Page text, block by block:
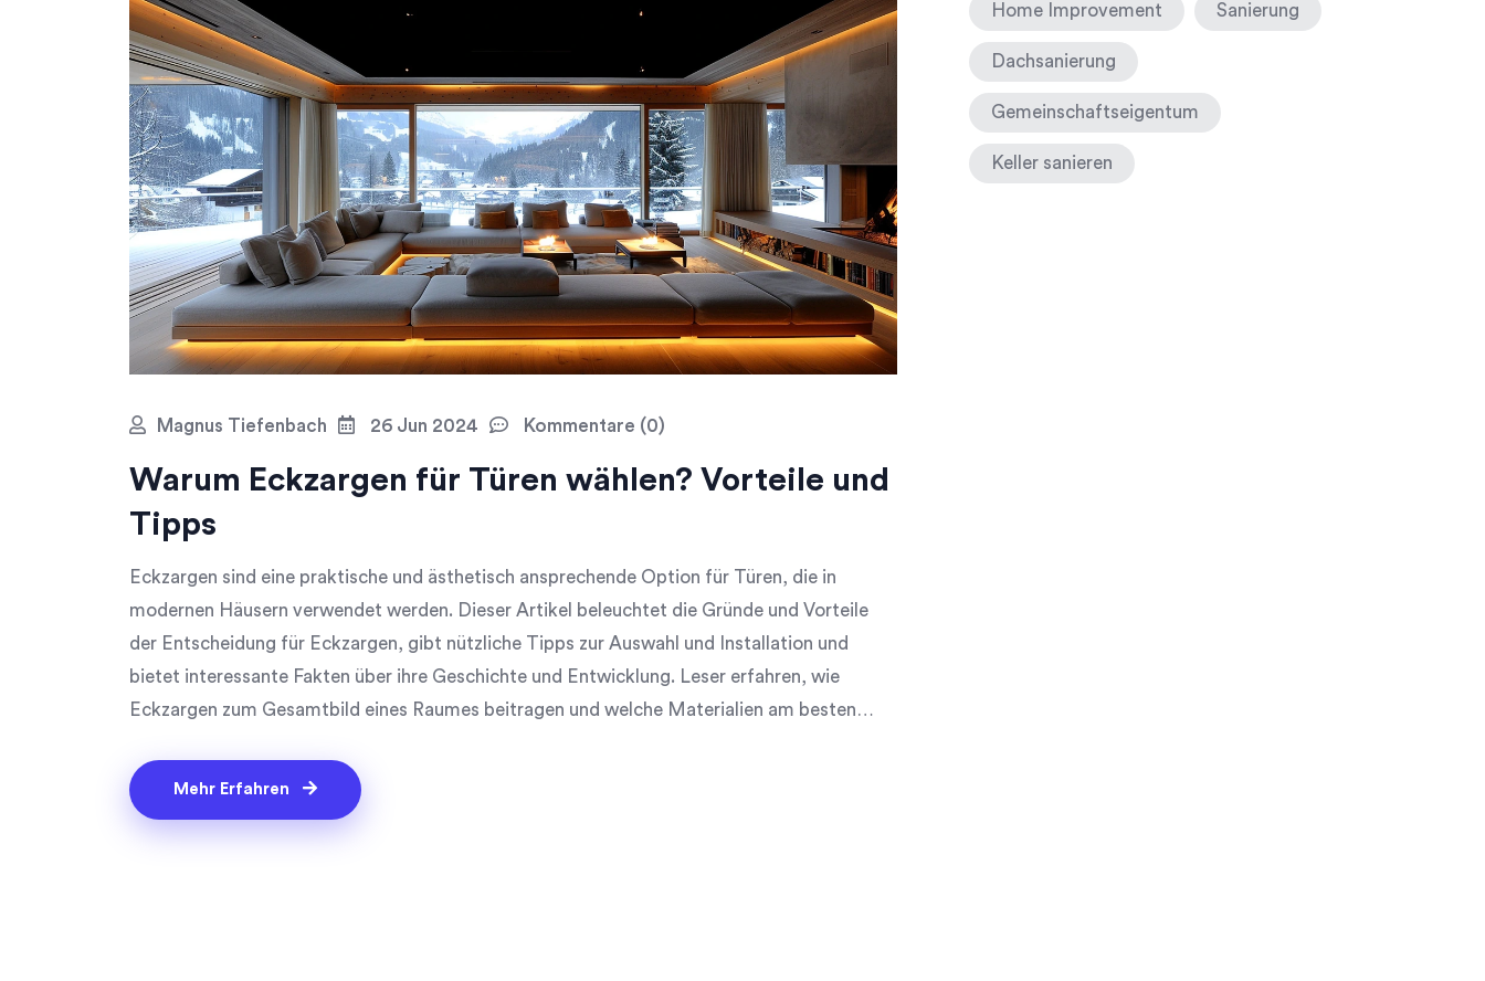
Magnus Tiefenbach 26 Jun 2024 Kommentare (0)
Warum Eckzargen für Türen wählen? Vorteile und
Tipps
Eckzargen sind eine praktische und ästhetisch ansprechende Option für Türen, die in
modernen Häusern verwendet werden. Dieser Artikel beleuchtet die Gründe und Vorteile
der Entscheidung für Eckzargen, gibt nützliche Tipps zur Auswahl und Installation und
bietet interessante Fakten über ihre Geschichte und Entwicklung. Leser erfahren, wie
Eckzargen zum Gesamtbild eines Raumes beitragen und welche Materialien am besten
Mehr Erfahren
Home Improvement Sanierung
Dachsanierung
Gemeinschaftseigentum
Keller sanieren